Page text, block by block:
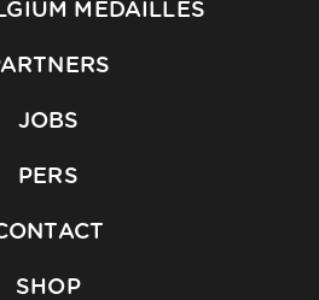
MEDAILLES
JOBS
PERS
SHOP